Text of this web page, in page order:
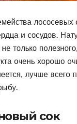
лососевых
и сосудов.
не только
очень хорошо
лучше всего
сок